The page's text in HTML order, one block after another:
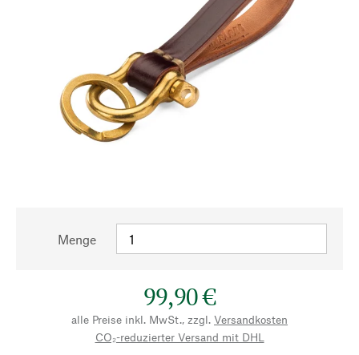
Menge
99,90 €
alle Preise inkl. MwSt., zzgl. Versandkosten
CO₂-reduzierter Versand mit DHL